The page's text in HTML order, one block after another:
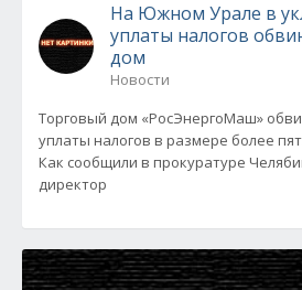
На Южном Урале в
уплаты налогов
дом
Новости
Торговый дом «РосЭнергоМаш»
уплаты налогов в размере более
Как сообщили в прокуратуре
директор